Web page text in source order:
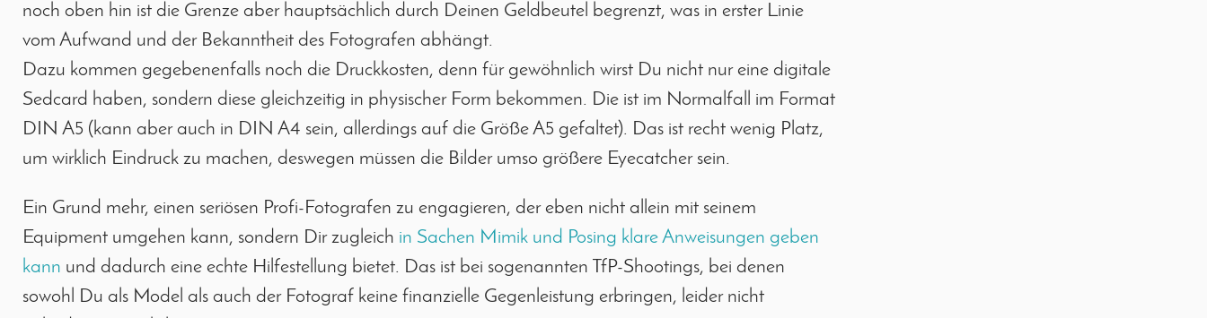
noch oben hin ist die Grenze aber hauptsächlich durch Deinen Geldbeutel begrenzt, was in erster Linie
vom Aufwand und der Bekanntheit des Fotografen abhängt.
Dazu kommen gegebenenfalls noch die Druckkosten, denn für gewöhnlich wirst Du nicht nur eine digitale
Sedcard haben, sondern diese gleichzeitig in physischer Form bekommen. Die ist im Normalfall im Format
DIN A5 (kann aber auch in DIN A4 sein, allerdings auf die Größe A5 gefaltet). Das ist recht wenig Platz,
um wirklich Eindruck zu machen, deswegen müssen die Bilder umso größere Eyecatcher sein.
Ein Grund mehr, einen seriösen Profi-Fotografen zu engagieren, der eben nicht allein mit seinem
Equipment umgehen kann, sondern Dir zugleich in Sachen Mimik und Posing klare Anweisungen geben
kann und dadurch eine echte Hilfestellung bietet. Das ist bei sogenannten TfP-Shootings, bei denen
sowohl Du als Model als auch der Fotograf keine finanzielle Gegenleistung erbringen, leider nicht